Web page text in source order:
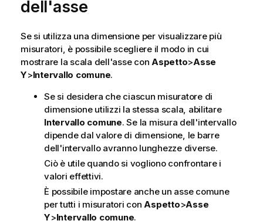
dell'asse
Se si utilizza una dimensione per visualizzare più
misuratori, è possibile scegliere il modo in cui
mostrare la scala dell'asse con Aspetto>Asse
Y>Intervallo comune.
Se si desidera che ciascun misuratore di
dimensione utilizzi la stessa scala, abilitare
Intervallo comune. Se la misura dell'intervallo
dipende dal valore di dimensione, le barre
dell'intervallo avranno lunghezze diverse.
Ciò è utile quando si vogliono confrontare i
valori effettivi.
È possibile impostare anche un asse comune
per tutti i misuratori conAspetto>Asse
Y>Intervallo comune.